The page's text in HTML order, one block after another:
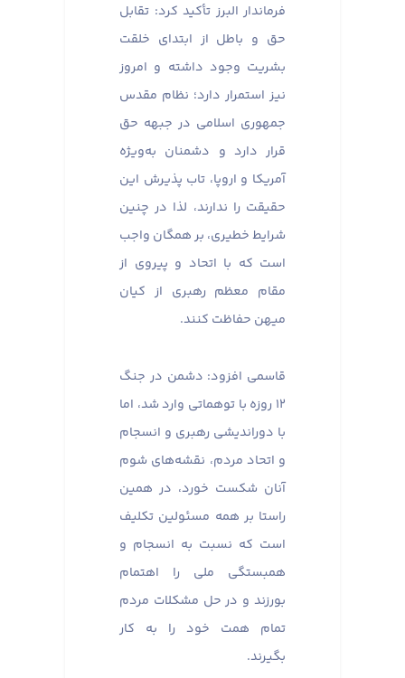
فرماندار البرز تأکید کرد: تقابل
حق و باطل از ابتدای خلقت
بشریت وجود داشته و امروز
نیز استمرار دارد؛ نظام مقدس
جمهوری اسلامی در جبهه حق
قرار دارد و دشمنان به‌ویژه
آمریکا و اروپا، تاب پذیرش این
حقیقت را ندارند، لذا در چنین
شرایط خطیری، بر همگان واجب
است که با اتحاد و پیروی از
مقام معظم رهبری از کیان
میهن حفاظت کنند.
قاسمی افزود: دشمن در جنگ
۱۲ روزه با توهماتی وارد شد، اما
با دوراندیشی رهبری و انسجام
و اتحاد مردم، نقشه‌های شوم
آنان شکست خورد، در همین
راستا بر همه مسئولین تکلیف
است که نسبت به انسجام و
همبستگی ملی را اهتمام
بورزند و در حل مشکلات مردم
تمام همت خود را به کار
بگیرند.